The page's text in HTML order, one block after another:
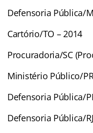
Defensoria Pública/
Cartório/TO – 2014
Procuradoria/SC
Ministério Público/
Defensoria Pública/
Defensoria Pública/